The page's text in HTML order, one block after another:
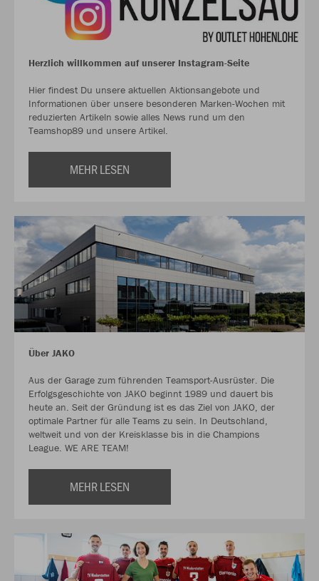
Herzlich willkommen auf unserer Instagram-Seite
Hier findest Du unsere aktuellen Aktionsangebote und
Informationen über unsere besonderen Marken-Wochen mit
reduzierten Artikeln sowie alles News rund um den
Teamshop89 und unsere Artikel.
MEHR LESEN
Über JAKO
Aus der Garage zum führenden Teamsport-Ausrüster. Die
Erfolgsgeschichte von JAKO beginnt 1989 und dauert bis
heute an. Seit der Gründung ist es das Ziel von JAKO, der
optimale Partner für alle Teams zu sein. In Deutschland,
weltweit und von der Kreisklasse bis in die Champions
League. WE ARE TEAM!
MEHR LESEN